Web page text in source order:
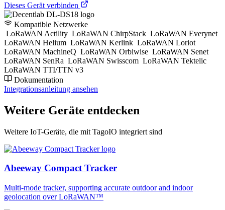
Dieses Gerät verbinden
Kompatible Netzwerke
LoRaWAN Actility LoRaWAN ChirpStack LoRaWAN Everynet
LoRaWAN Helium LoRaWAN Kerlink LoRaWAN Loriot
LoRaWAN MachineQ LoRaWAN Orbiwise LoRaWAN Senet
LoRaWAN SenRa LoRaWAN Swisscom LoRaWAN Tektelic
LoRaWAN TTI/TTN v3
Dokumentation
Integrationsanleitung ansehen
Weitere Geräte entdecken
Weitere IoT-Geräte, die mit TagoIO integriert sind
Abeeway Compact Tracker
Multi-mode tracker, supporting accurate outdoor and indoor
geolocation over LoRaWAN™